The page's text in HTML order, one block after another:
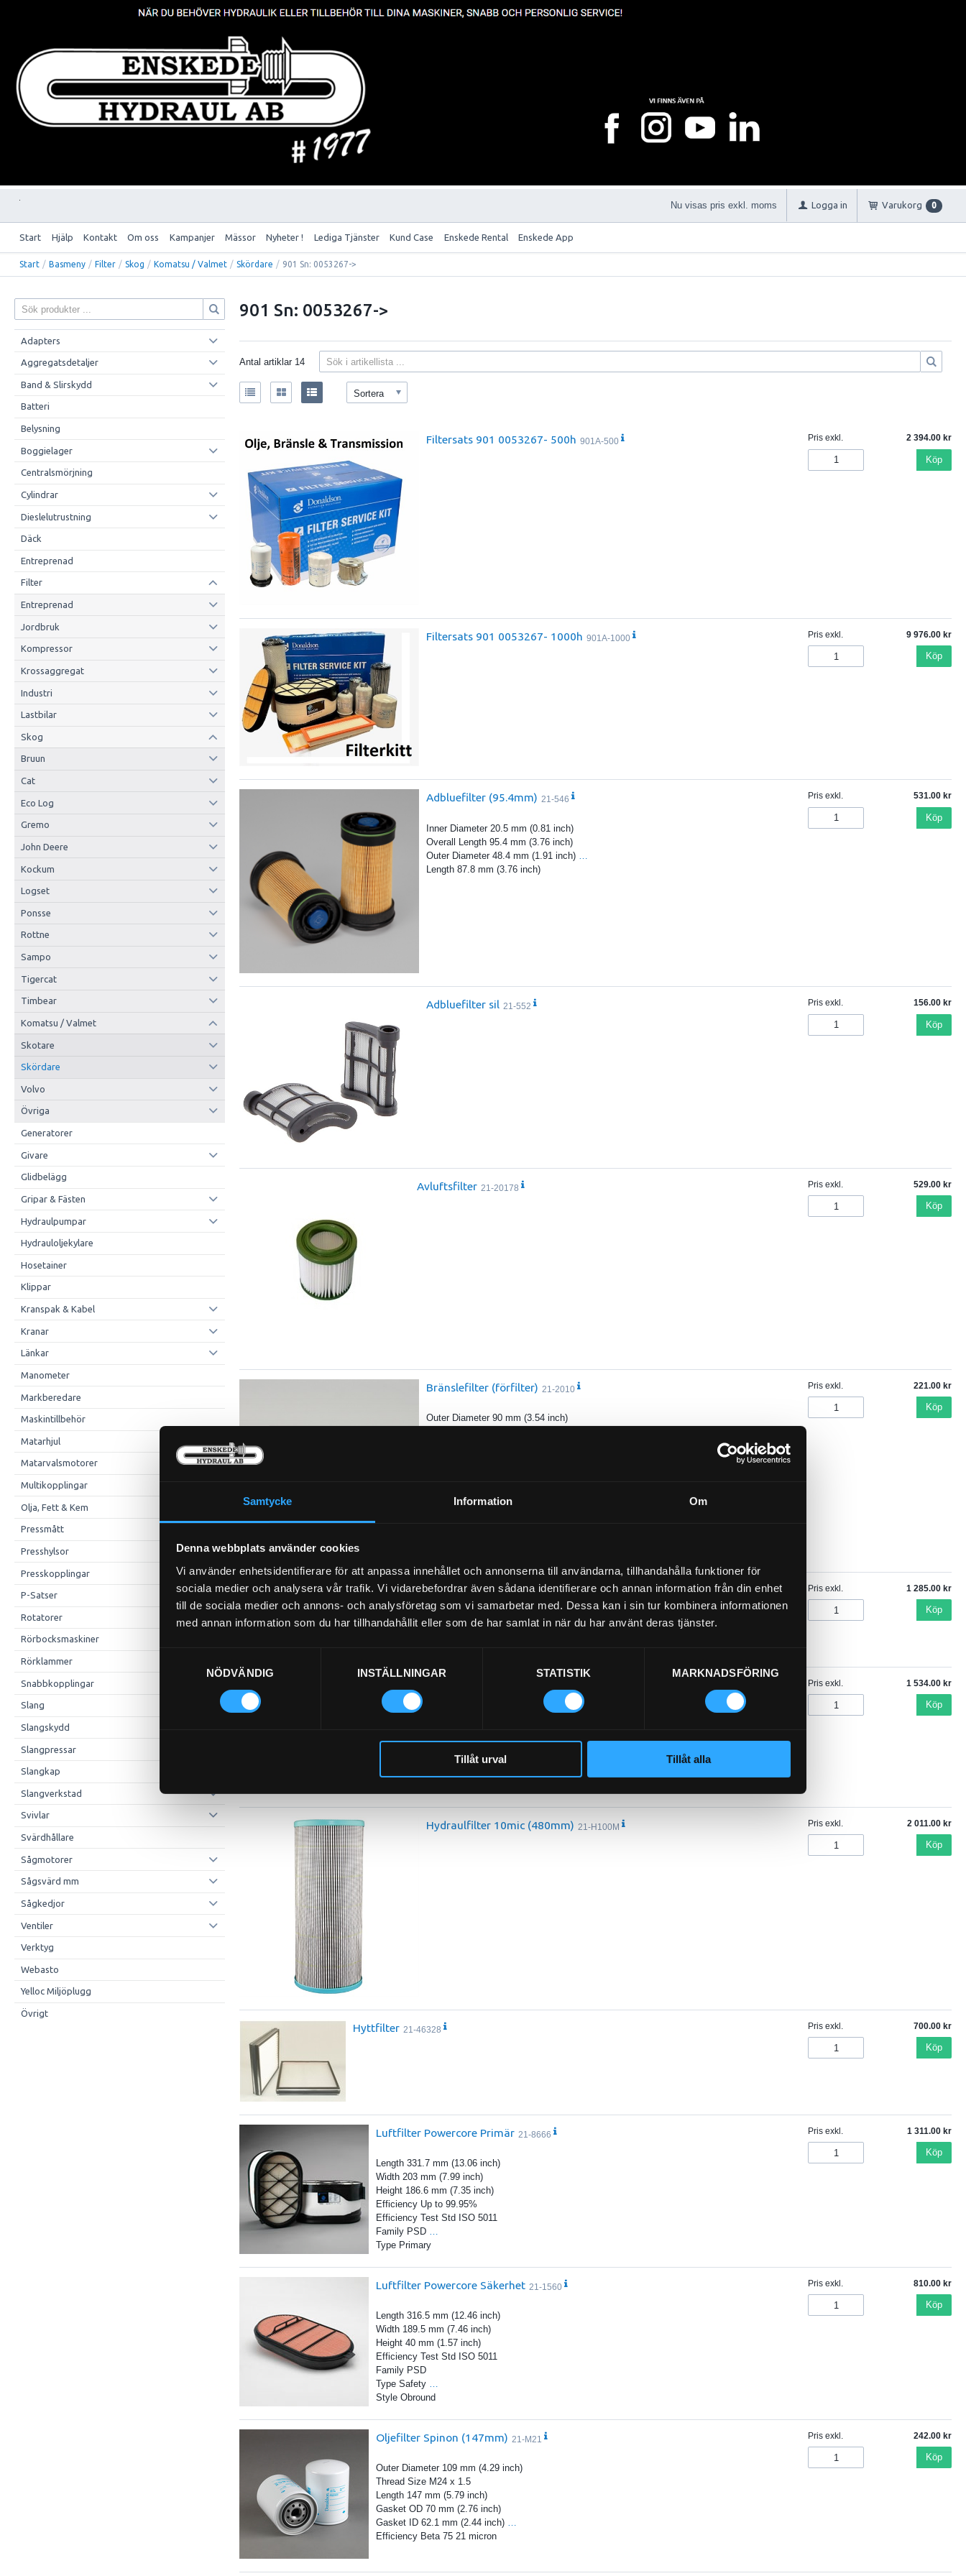
Samtycke Information Om
Denna webbplats använder cookies
Vi använder enhetsidentifierare för att anpassa innehållet och annonserna till användarna, tillhandahålla funktioner för
sociala medier och analysera vår trafik. Vi vidarebefordrar även sådana identifierare och annan information från din enhet
till de sociala medier och annons- och analysföretag som vi samarbetar med. Dessa kan i sin tur kombinera informationen
med annan information som du har tillhandahållit eller som de har samlat in när du har använt deras tjänster.
NÖDVÄNDIG
INSTÄLLNINGAR STATISTIK MARKNADSFÖRING
Tillåt urval Tillåt alla
Nu visas pris exkl. moms Logga in Varukorg 0
Start Hjälp Kontakt Om oss Kampanjer Mässor Nyheter ! Lediga Tjänster Kund Case Enskede Rental Enskede App
Start / Basmeny / Filter / Skog / Komatsu / Valmet / Skördare / 901 Sn: 0053267->
Adapters
Aggregatsdetaljer
Band & Slirskydd
Batteri
Belysning
Boggielager
Centralsmörjning
Cylindrar
Dieslelutrustning
Däck
Entreprenad
Filter
Entreprenad
Jordbruk
Kompressor
Krossaggregat
Industri
Lastbilar
Skog
Bruun
Cat
Eco Log
Gremo
John Deere
Kockum
Logset
Ponsse
Rottne
Sampo
Tigercat
Timbear
Komatsu / Valmet
Skotare
Skördare
Volvo
Övriga
Generatorer
Givare
Glidbelägg
Gripar & Fästen
Hydraulpumpar
Hydrauloljekylare
Hosetainer
Klippar
Kranspak & Kabel
Kranar
Länkar
Manometer
Markberedare
Maskintillbehör
Matarhjul
Matarvalsmotorer
Multikopplingar
Olja, Fett & Kem
Pressmått
Presshylsor
Presskopplingar
P-Satser
Rotatorer
Rörbocksmaskiner
Rörklammer
Snabbkopplingar
Slang
Slangskydd
Slangpressar
Slangkap
Slangverkstad
Svivlar
Svärdhållare
Sågmotorer
Sågsvärd mm
Sågkedjor
Ventiler
Verktyg
Webasto
Yelloc Miljöplugg
Övrigt
901 Sn: 0053267->
Antal artiklar 14
Sortera
Filtersats 901 0053267- 500h 901A-500 Pris exkl. 2 394.00
Köp
Filtersats 901 0053267- 1000h 901A-1000 Pris exkl. 9 976.00
Köp
Adbluefilter (95.4mm) 21-546
Inner Diameter 20.5 mm (0.81 inch)
Overall Length 95.4 mm (3.76 inch)
Outer Diameter 48.4 mm (1.91 inch)
Length 87.8 mm (3.76 inch)
Pris exkl. 531.00
Köp
Adbluefilter sil 21-552 Pris exkl. 156.00
Köp
Avluftsfilter 21-20178 Pris exkl. 529.00
Köp
Bränslefilter (förfilter) 21-2010
Outer Diameter 90 mm (3.54 inch)
Pris exkl. 221.00
Köp
Bränslefilter, kit 2st 21-5249685 Pris exkl. 1 285.00
Köp
Pris exkl. 1 534.00
Köp
Hydraulfilter 10mic (480mm) 21-H100M Pris exkl. 2 011.00
Köp
Hyttfilter 21-46328 Pris exkl. 700.00
Köp
Luftfilter Powercore Primär 21-8666
Length 331.7 mm (13.06 inch)
Width 203 mm (7.99 inch)
Height 186.6 mm (7.35 inch)
Efficiency Up to 99.95%
Efficiency Test Std ISO 5011
Family PSD …
Type Primary
Pris exkl. 1 311.00
Köp
Luftfilter Powercore Säkerhet 21-1560
Length 316.5 mm (12.46 inch)
Width 189.5 mm (7.46 inch)
Height 40 mm (1.57 inch)
Efficiency Test Std ISO 5011
Family PSD
Type Safety …
Style Obround
Pris exkl. 810.00
Köp
Oljefilter Spinon (147mm) 21-M21
Outer Diameter 109 mm (4.29 inch)
Thread Size M24 x 1.5
Length 147 mm (5.79 inch)
Gasket OD 70 mm (2.76 inch)
Gasket ID 62.1 mm (2.44 inch) …
Efficiency Beta 75 21 micron
Pris exkl. 242.00
Köp